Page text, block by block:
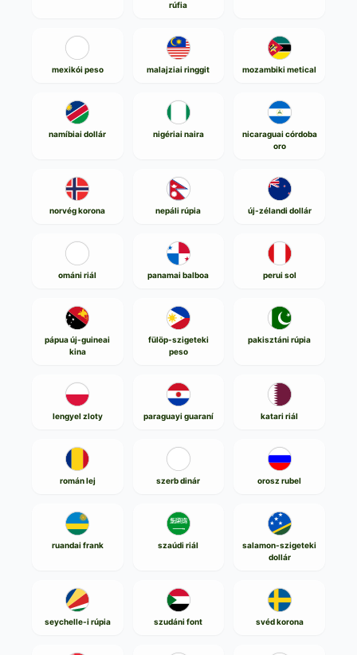
rúfia
mexikói peso malajziai ringgit mozambiki metical
namíbiai dollár nigériai naira
nicaraguai córdoba
oro
norvég korona nepáli rúpia új-zélandi dollár
ománi riál panamai balboa perui sol
pápua új-guineai
kina
fülöp-szigeteki
peso
pakisztáni rúpia
lengyel zloty paraguayi guaraní katari riál
román lej szerb dinár orosz rubel
ruandai frank szaúdi riál
salamon-szigeteki
dollár
seychelle-i rúpia szudáni font svéd korona